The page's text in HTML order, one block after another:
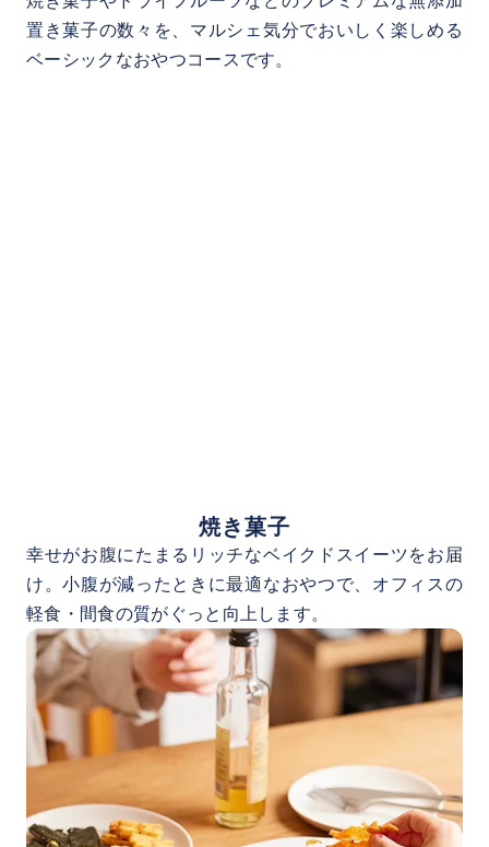
置き菓子の数々を、マルシェ気分でおいしく楽しめる
ベーシックなおやつコースです。
焼き菓子
幸せがお腹にたまるリッチなベイクドスイーツをお届
け。小腹が減ったときに最適なおやつで、オフィスの
軽食・間食の質がぐっと向上します。